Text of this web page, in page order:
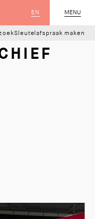
MENU
SLUIT
EN
Sleutelafspraak maken